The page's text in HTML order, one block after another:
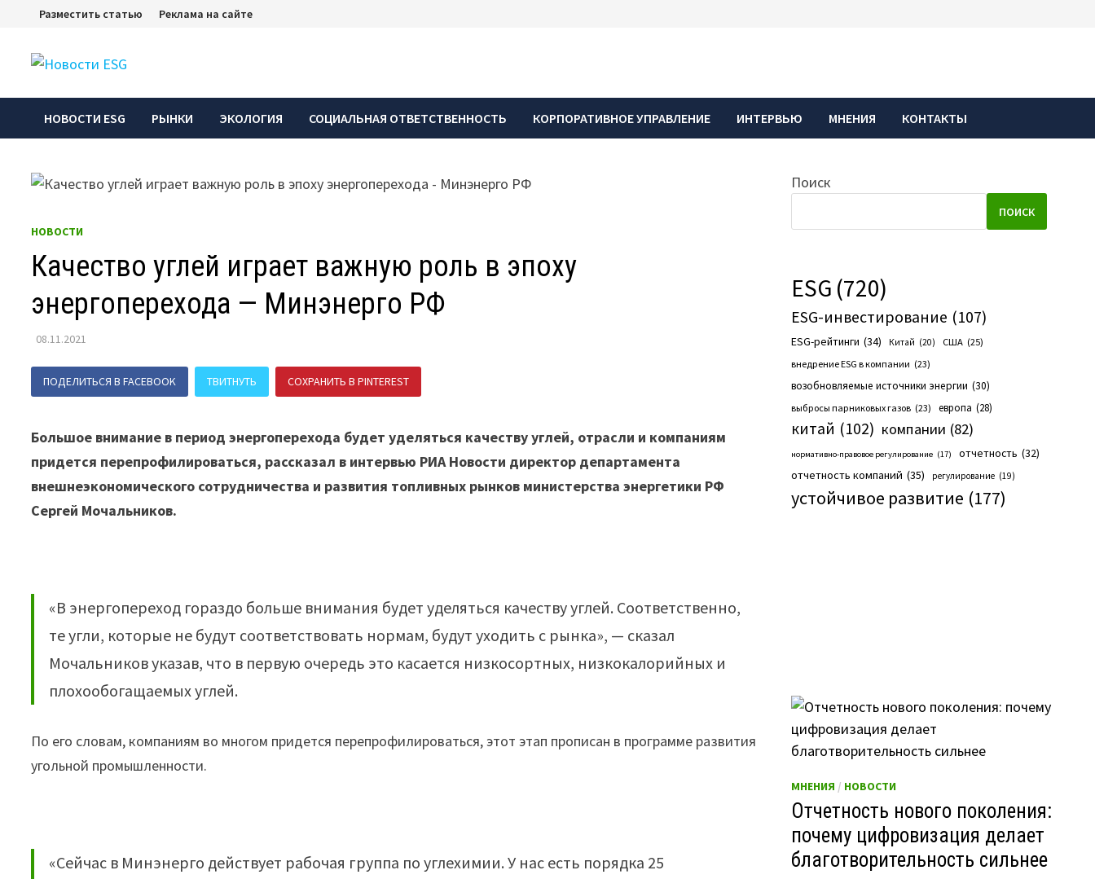
Перейти
содержимому
Разместить статью Реклама на сайте
НОВОСТИ ESG РЫНКИ ЭКОЛОГИЯ СОЦИАЛЬНАЯ ОТВЕТСТВЕННОСТЬ КОРПОРАТИВНОЕ УПРАВЛЕНИЕ ИНТЕРВЬЮ МНЕНИЯ КОНТАКТЫ
НОВОСТИ
Качество углей играет важную роль в эпоху
энергоперехода — Минэнерго РФ
08.11.2021
ПОДЕЛИТЬСЯ В FACEBOOK ТВИТНУТЬ СОХРАНИТЬ В PINTEREST
Большое внимание в период энергоперехода будет уделяться качеству углей, отрасли и компаниям
придется перепрофилироваться, рассказал в интервью РИА Новости директор департамента
внешнеэкономического сотрудничества и развития топливных рынков министерства энергетики РФ
Сергей Мочальников.
«В энергопереход гораздо больше внимания будет уделяться качеству углей. Соответственно,
те угли, которые не будут соответствовать нормам, будут уходить с рынка», — сказал
Мочальников указав, что в первую очередь это касается низкосортных, низкокалорийных и
плохообогащаемых углей.
По его словам, компаниям во многом придется перепрофилироваться, этот этап прописан в программе развития
угольной промышленности.
«Сейчас в Минэнерго действует рабочая группа по углехимии. У нас есть порядка 25
Поиск
ПОИСК
ESG (720)
ESG-инвестирование (107)
ESG-рейтинги (34) Китай (20) США (25)
внедрение ESG в компании (23)
возобновляемые источники энергии (30)
выбросы парниковых газов (23) европа (28)
китай (102) компании (82)
нормативно-правовое регулирование (17) отчетность (32)
отчетность компаний (35) регулирование (19)
устойчивое развитие (177)
МНЕНИЯ / НОВОСТИ
Отчетность нового поколения:
почему цифровизация делает
благотворительность сильнее